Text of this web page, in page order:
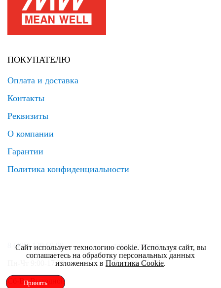
ПОКУПАТЕЛЮ
Оплата и доставка
Контакты
Реквизиты
О компании
Гарантии
Политика конфиденциальности
8 (495) 120 69 99 zakaz@elrus.ru
Пн-Чт 9:00-17:30 Пт 9:00-17:00
Сб-Вс Выходной
Сайт использует технологию cookie. Используя сайт, вы
соглашаетесь на обработку персональных данных
изложенных в Политика Cookie.
Принять